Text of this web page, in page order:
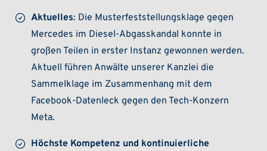
Aktuelles: Die Musterfeststellungsklage gegen
Mercedes im Diesel-Abgasskandal konnte in
großen Teilen in erster Instanz gewonnen werden.
Aktuell führen Anwälte unserer Kanzlei die
Sammelklage im Zusammenhang mit dem
Facebook-Datenleck gegen den Tech-Konzern
Meta.
Höchste Kompetenz und kontinuierliche